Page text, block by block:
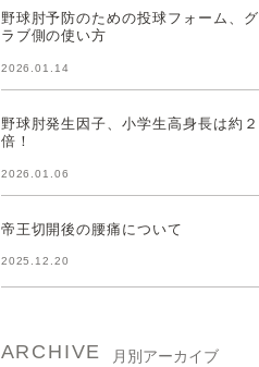
野球肘予防のための投球フォーム、グ
ラブ側の使い方
2026.01.14
野球肘発生因子、小学生高身長は約２
倍！
2026.01.06
帝王切開後の腰痛について
2025.12.20
ARCHIVE 月別アーカイブ